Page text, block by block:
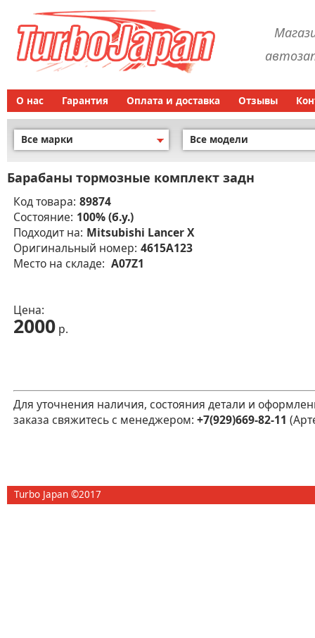
О нас Гарантия Оплата и доставка Отзывы
Все марки Все модели
Барабаны тормозные комплект задн
Код товара: 89874
Состояние: 100% (б.у.)
Подходит на: Mitsubishi Lancer X
Оригинальный номер: 4615A123
Место на складе: A07Z1
Цена:
2000 р.
Для уточнения наличия, состояния детали и
заказа свяжитесь с менеджером: +7(929)669-82-11
Turbo Japan ©2017